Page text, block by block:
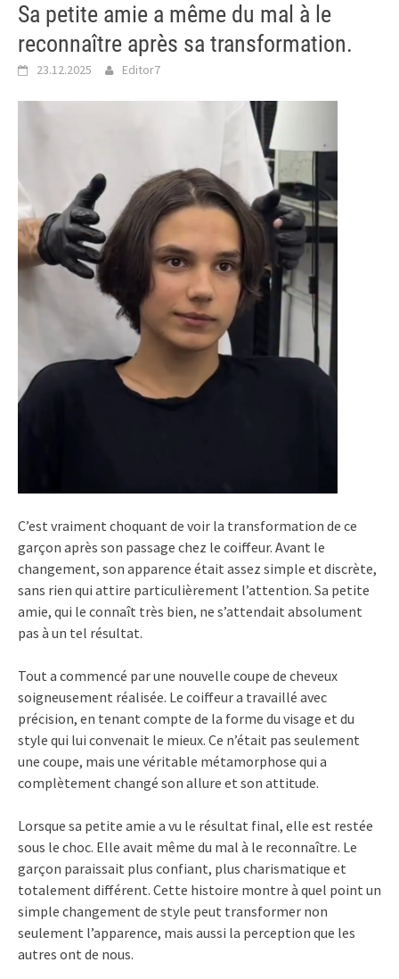
Sa petite amie a même du mal à le
reconnaître après sa transformation.
23.12.2025 Editor7
C’est vraiment choquant de voir la transformation de ce
garçon après son passage chez le coiffeur. Avant le
changement, son apparence était assez simple et discrète,
sans rien qui attire particulièrement l’attention. Sa petite
amie, qui le connaît très bien, ne s’attendait absolument
pas à un tel résultat.
Tout a commencé par une nouvelle coupe de cheveux
soigneusement réalisée. Le coiffeur a travaillé avec
précision, en tenant compte de la forme du visage et du
style qui lui convenait le mieux. Ce n’était pas seulement
une coupe, mais une véritable métamorphose qui a
complètement changé son allure et son attitude.
Lorsque sa petite amie a vu le résultat final, elle est restée
sous le choc. Elle avait même du mal à le reconnaître. Le
garçon paraissait plus confiant, plus charismatique et
totalement différent. Cette histoire montre à quel point un
simple changement de style peut transformer non
seulement l’apparence, mais aussi la perception que les
autres ont de nous.